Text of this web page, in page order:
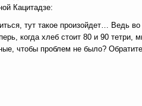
Кацитадзе:
тут такое произойдет… Ведь
когда хлеб стоит 80 и 90 тетри,
чтобы проблем не было?